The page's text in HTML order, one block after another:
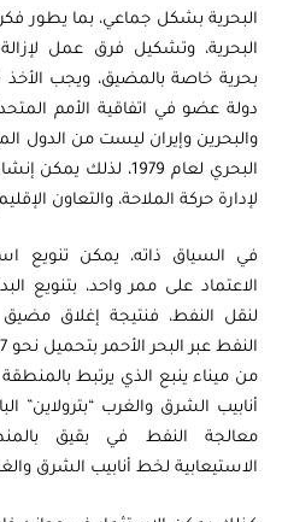
البحرية بشكل جماعي، بما يطور
البحرية، وتشكيل فرق عمل لإزالة
بحرية خاصة بالمضيق، ويجب الأخذ
دولة عضو في اتفاقية الأمم المتحدة
والبحرين وإيران ليست من الدول
البحري لعام 1979، لذلك
لإدارة حركة الملاحة، والتعاون
في السياق ذاته، يمكن تنويع
الاعتماد على ممر واحد، بتنويع
لنقل النفط، فنتيجة إغلاق
من ميناء ينبع الذي يرتبط
معالجة النفط في بقيق
الاستيعابية لخط أنابيب الشرق والغرب نحو 7 مليون